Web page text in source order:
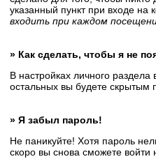
указанный пункт при входе
входить при каждом
» Как сделать, чтобы я не
В настройках личного
остальных вы будете скрытым
» Я забыл пароль!
Не паникуйте! Хотя пароль
скоро вы снова сможете войти